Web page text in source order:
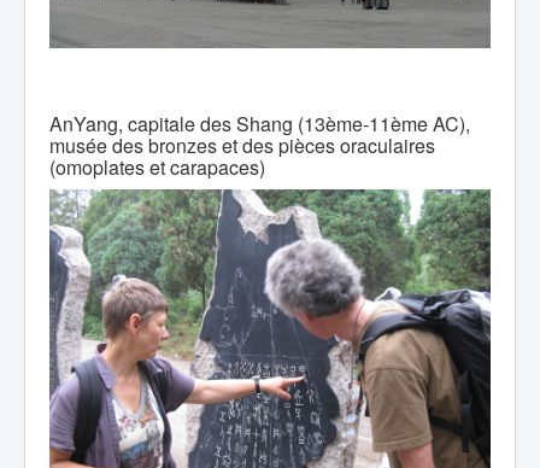
AnYang, capitale des Shang (13ème-11ème AC),
musée des bronzes et des pièces oraculaires
(omoplates et carapaces)